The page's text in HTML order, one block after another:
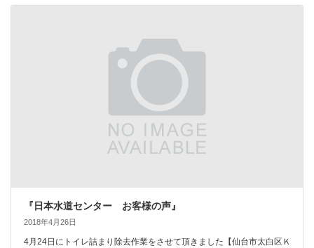
『日本水道センター お客様の声』
2018年4月26日
4月24日にトイレ詰まり除去作業をさせて頂きました【仙台市太白区Ｋ